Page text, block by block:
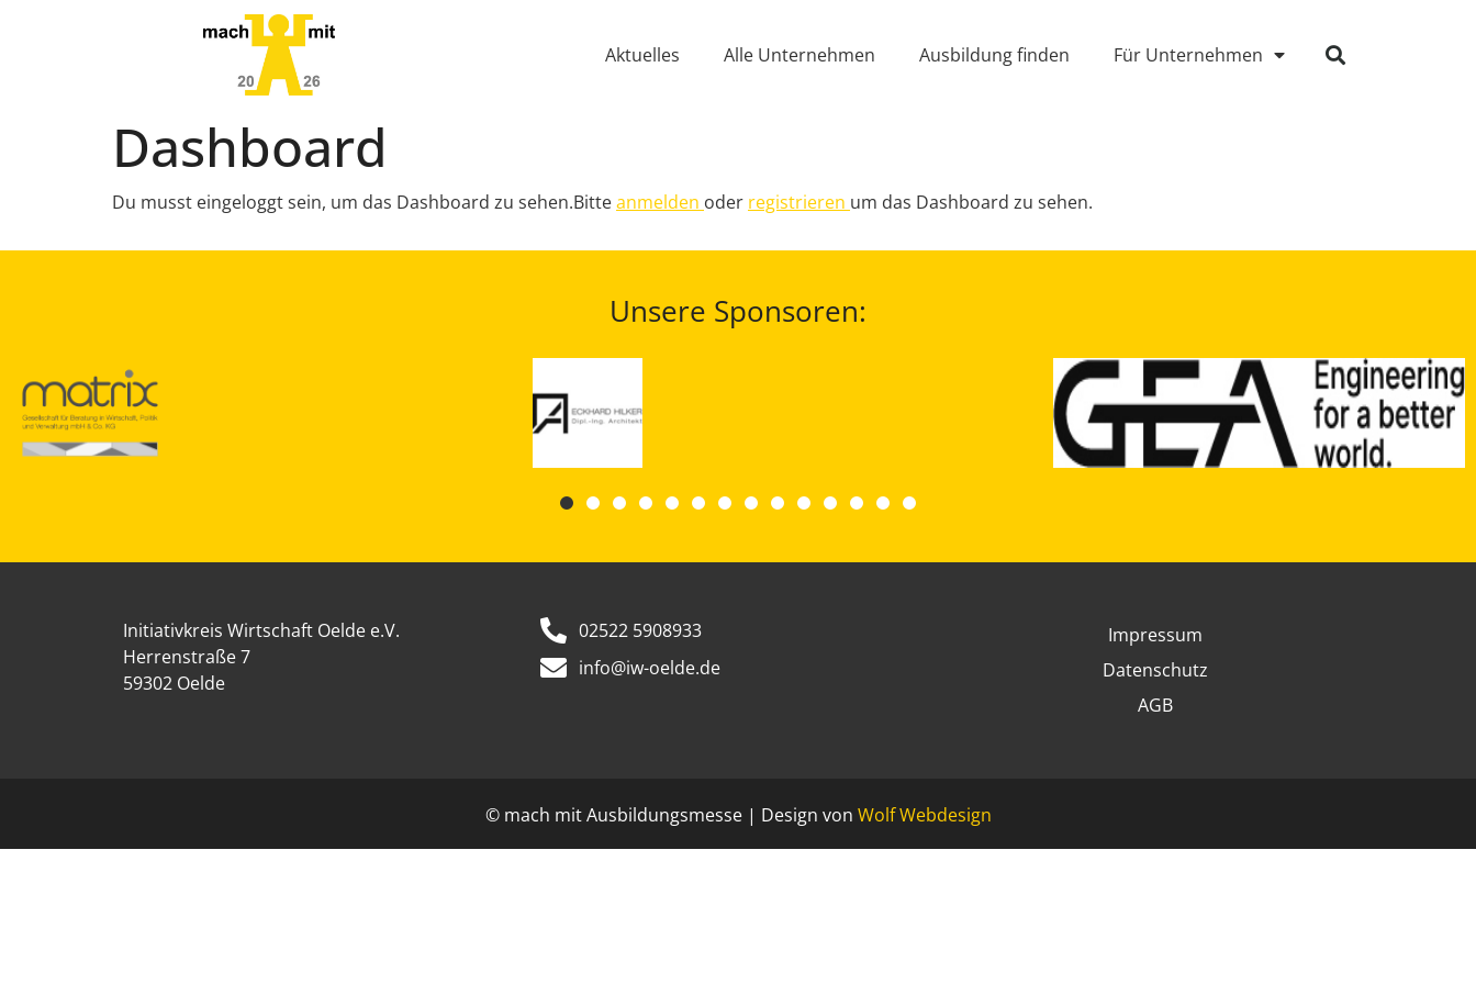
Aktuelles Alle Unternehmen Ausbildung finden Für Unternehmen
Dashboard
Du musst eingeloggt sein, um das Dashboard zu sehen.Bitteanmelden oder registrieren um das Dashboard zu sehen.
Unsere Sponsoren:
Initiativkreis Wirtschaft Oelde e.V.
Herrenstraße 7
59302 Oelde
02522 5908933
info@iw-oelde.de
Impressum
Datenschutz
AGB
© mach mit Ausbildungsmesse | Design von Wolf Webdesign